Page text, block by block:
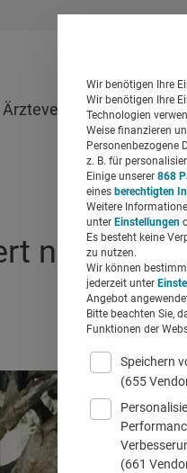
neue
Wir benötigen Ihre
Wir benötigen Ihre
Technologien
Weise finanzieren
Personenbezogene
z. B. für
Einige unserer 868
eines berechtigten
Weitere
unter Einstellungen
Es besteht keine
zu nutzen.
Wir können
jederzeit unter
Angebot
Bitte beachten Sie,
Funktionen der
Speichern
(655
(661